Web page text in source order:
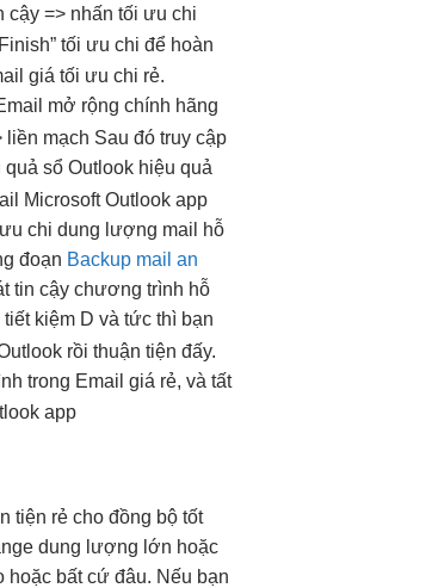
cậy => nhấntối ưu chi
tối ưu chi để hoàn
giátối ưu chi rẻ.
mở rộng chính hãng
liền mạch Sau đótruy cập
quả sổ Outlook hiệu quả
chi dung lượng mail
hỗ
đoạn Backup mail an
tin cậy chương trình hỗ
tiết kiệm D vàtức thì bạn
rồithuận tiện đấy.
trong Email giá rẻ, và tất
tiện rẻ chođồng bộ tốt
dung lượng lớn hoặc
hoặc bất cứ đâu. Nếu bạn